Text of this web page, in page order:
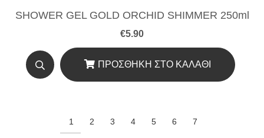
SHOWER GEL GOLD ORCHID SHIMMER 250ml
€5.90
ΠΡΟΣΘΉΚΗ ΣΤΟ ΚΑΛΆΘΙ
1 2 3 4 5 6 7